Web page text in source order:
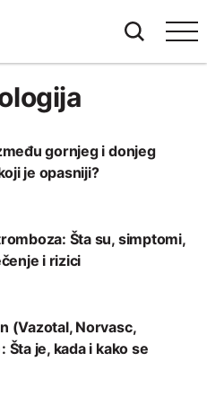
gornjeg i donjeg
je opasniji?
Šta su, simptomi,
i rizici
(Vazotal, Norvasc,
Šta je, kada i kako se